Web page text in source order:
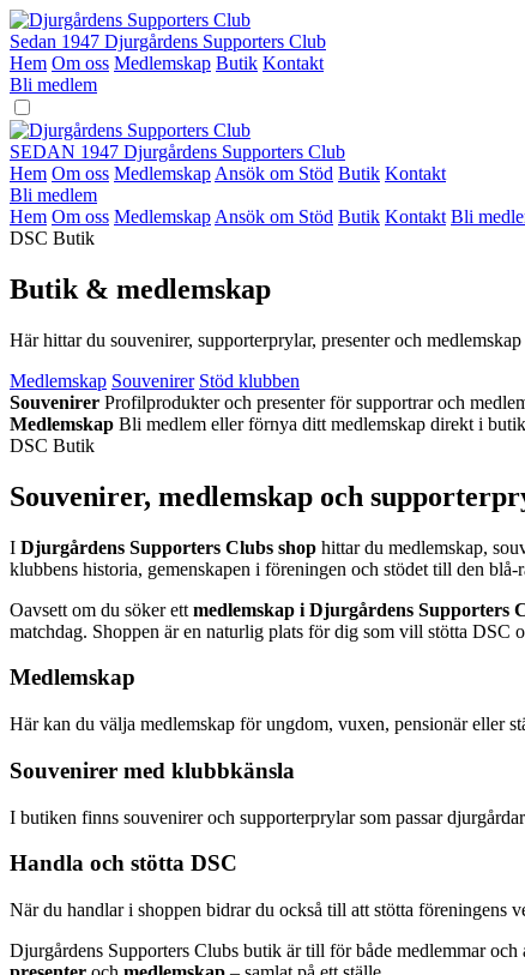
Hoppa
till
innehåll
Sedan 1947 Djurgårdens Supporters Club
Hem Om oss Medlemskap Butik Kontakt
Bli medlem
SEDAN 1947 Djurgårdens Supporters Club
Hem Om oss Medlemskap Ansök om Stöd Butik Kontakt
Bli medlem
Hem Om oss Medlemskap Ansök om Stöd Butik Kontakt Bli
DSC Butik
Butik & medlemskap
Här hittar du souvenirer, supporterprylar, presenter och
Medlemskap Souvenirer Stöd klubben
Souvenirer Profilprodukter och presenter för supportrar och
Medlemskap Bli medlem eller förnya ditt medlemskap direkt i
DSC Butik
Souvenirer, medlemskap och
I Djurgårdens Supporters Clubs shop hittar du medlemskap,
klubbens historia, gemenskapen i föreningen och stödet till den blå-
Oavsett om du söker ett medlemskap i Djurgårdens Supporters
matchdag. Shoppen är en naturlig plats för dig som vill stötta
Medlemskap
Här kan du välja medlemskap för ungdom, vuxen, pensionär eller
Souvenirer med klubbkänsla
I butiken finns souvenirer och supporterprylar som passar
Handla och stötta DSC
När du handlar i shoppen bidrar du också till att stötta föreningens
Djurgårdens Supporters Clubs butik är till för både medlemmar